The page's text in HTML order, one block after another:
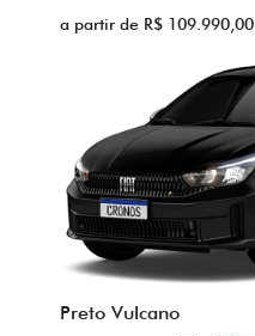
a partir de R$ 109.990,00
Preto Vulcano